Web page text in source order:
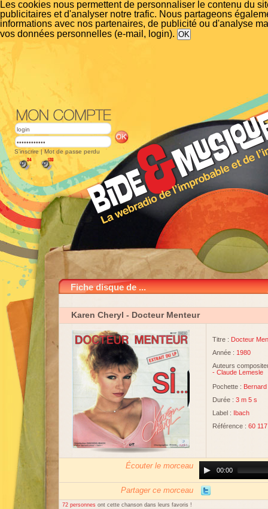
Les cookies nous permettent de personnaliser le contenu du
publicitaires et d'analyser notre trafic. Nous partageons
informations avec nos partenaires, de publicité ou d'analyse
vos données personnelles (e-mail, login).
S'inscrire | Mot de passe perdu
Fiche disque de ...
Karen Cheryl - Docteur Menteur
Titre : Docteur
Année : 1980
Auteurs
- Claude Lemesle
Pochette :
Durée : 3 m 5 s
Label : Ibach
Référence : 60 117
Écouter le morceau
Player00:00
Partager ce morceau
72 personnes ont cette chanson dans leurs favoris !